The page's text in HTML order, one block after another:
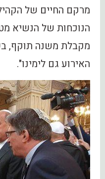
מרקם החיים של
הנוכחות של הנשיא
מקבלת משנה תוקף,
האירוע גם לימינו".